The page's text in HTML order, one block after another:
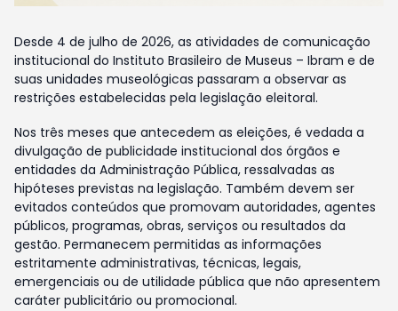
Desde 4 de julho de 2026, as atividades de comunicação
institucional do Instituto Brasileiro de Museus – Ibram e de
suas unidades museológicas passaram a observar as
restrições estabelecidas pela legislação eleitoral.
Nos três meses que antecedem as eleições, é vedada a
divulgação de publicidade institucional dos órgãos e
entidades da Administração Pública, ressalvadas as
hipóteses previstas na legislação. Também devem ser
evitados conteúdos que promovam autoridades, agentes
públicos, programas, obras, serviços ou resultados da
gestão. Permanecem permitidas as informações
estritamente administrativas, técnicas, legais,
emergenciais ou de utilidade pública que não apresentem
caráter publicitário ou promocional.